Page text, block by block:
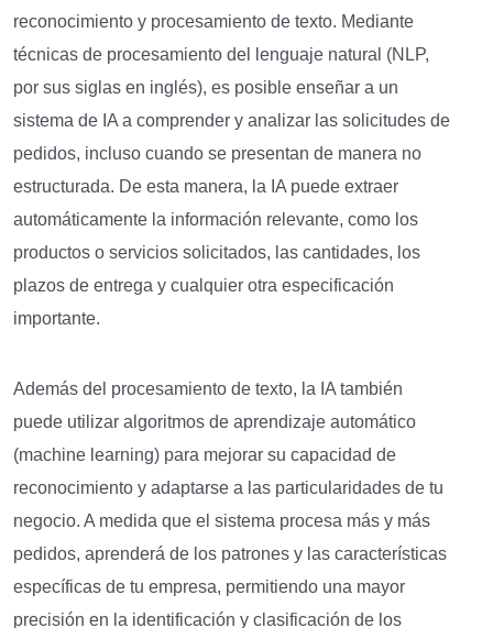
reconocimiento y procesamiento de texto. Mediante
técnicas de procesamiento del lenguaje natural (NLP,
por sus siglas en inglés), es posible enseñar a un
sistema de IA a comprender y analizar las solicitudes de
pedidos, incluso cuando se presentan de manera no
estructurada. De esta manera, la IA puede extraer
automáticamente la información relevante, como los
productos o servicios solicitados, las cantidades, los
plazos de entrega y cualquier otra especificación
importante.
Además del procesamiento de texto, la IA también
puede utilizar algoritmos de aprendizaje automático
(machine learning) para mejorar su capacidad de
reconocimiento y adaptarse a las particularidades de tu
negocio. A medida que el sistema procesa más y más
pedidos, aprenderá de los patrones y las características
específicas de tu empresa, permitiendo una mayor
precisión en la identificación y clasificación de los